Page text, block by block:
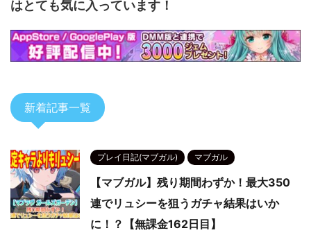
はとても気に入っています！
新着記事一覧
プレイ日記(マブガル) マブガル
【マブガル】残り期間わずか！最大350
連でリュシーを狙うガチャ結果はいか
に！？【無課金162日目】